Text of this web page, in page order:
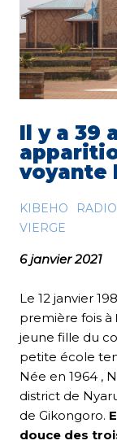
Il y a 39
voyante
KIBEHO
VIERGE
6 janvier 2021
Le 12 janvier
première fois à
jeune fille du
petite école
Née en 1964 ,
district de
de Gikongoro.
douce des